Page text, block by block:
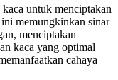
untuk menciptakan
memungkinkan sinar
menciptakan
kaca yang optimal
cahaya